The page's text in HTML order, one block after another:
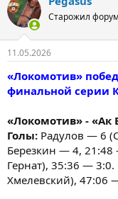
Старожил
11.05.2026
«Локомотив»
финальной серии
«Локомотив» - «Ак
Голы: Радулов — 6
Березкин — 4,
Гернат), 35:36 —
Хмелевский), 47:06